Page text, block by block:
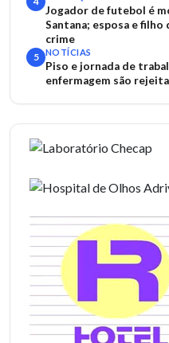
Jogador de futebol é
Santana; esposa e
crime
5 NOTÍCIAS
Piso e jornada de
enfermagem são